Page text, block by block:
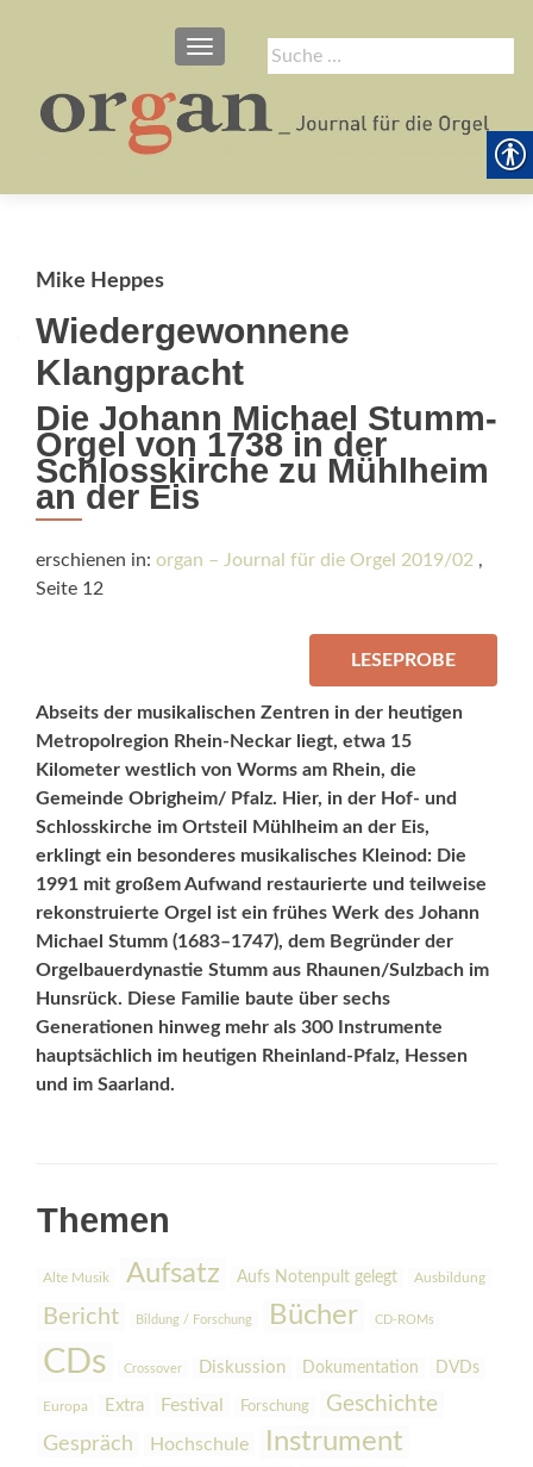
Suche
nach:
SCHALTE NAVIGATION
Mike Heppes
Wiedergewonnene
Klangpracht
Die Johann Michael Stumm-
Orgel von 1738 in der
Schlosskirche zu Mühlheim
an der Eis
erschienen in: organ – Journal für die Orgel 2019/02 ,
Seite 12
LESEPROBE
Abseits der musikalischen Zentren in der heutigen
Metropolregion Rhein-Neckar liegt, etwa 15
Kilometer westlich von Worms am Rhein, die
Gemeinde Obrigheim/ Pfalz. Hier, in der Hof- und
Schlosskirche im Ortsteil Mühlheim an der Eis,
erklingt ein besonderes musikalisches Kleinod: Die
1991 mit großem Aufwand restaurierte und teilweise
rekonstruierte Orgel ist ein frühes Werk des Johann
Michael Stumm (1683–1747), dem Begründer der
Orgelbauerdynastie Stumm aus Rhaunen/Sulzbach im
Hunsrück. Diese Familie baute über sechs
Generationen hinweg mehr als 300 Instrumente
hauptsächlich im heutigen Rheinland-Pfalz, Hessen
und im Saarland.
Themen
Alte Musik Aufsatz Aufs Notenpult gelegt Ausbildung
Bericht Bildung / Forschung Bücher CD-ROMs
CDs Crossover Diskussion Dokumentation DVDs
Europa Extra Festival Forschung Geschichte
Gespräch Hochschule Instrument